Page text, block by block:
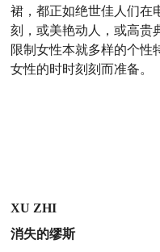
裙，都正如绝世佳人们在
刻，或美艳动人，或高贵
限制女性本就多样的个性
女性的时时刻刻而准备。
XU ZHI
消失的缪斯